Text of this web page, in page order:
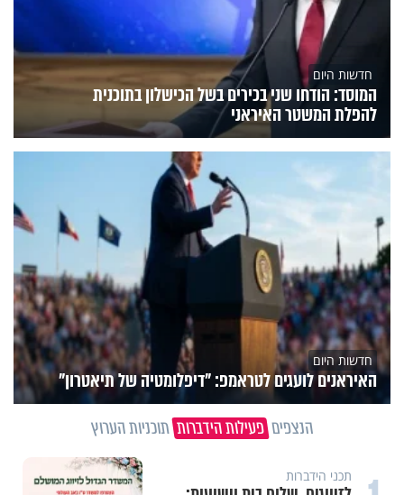
חדשות היום
המוסד: הודחו שני בכירים בשל הכישלון בתוכנית
להפלת המשטר האיראני
חדשות היום
האיראנים לועגים לטראמפ: "דיפלומטיה של תיאטרון"
הנצפים פעילות הידברות תוכניות הערוץ